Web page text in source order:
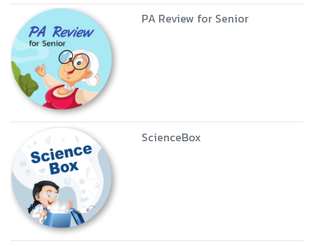
PA Review for Senior
ScienceBox